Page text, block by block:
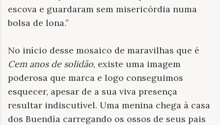
escova e guardaram sem misericórdia numa
bolsa de lona.”
No início desse mosaico de maravilhas que é
Cem anos de solidão, existe uma imagem
poderosa que marca e logo conseguimos
esquecer, apesar de a sua viva presença
resultar indiscutível. Uma menina chega à casa
dos Buendía carregando os ossos de seus pais